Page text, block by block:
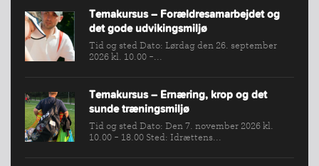
Temakursus – Forældresamarbejdet og
det gode udvikingsmiljø
Tid og sted Dato: Lørdag den 26. september
2026 kl. 10.00 -...
Temakursus – Ernæring, krop og det
sunde træningsmiljø
Tid og sted Dato: Den 7. november 2026 kl.
10.00 - 18.00 Sted: Idrættens...